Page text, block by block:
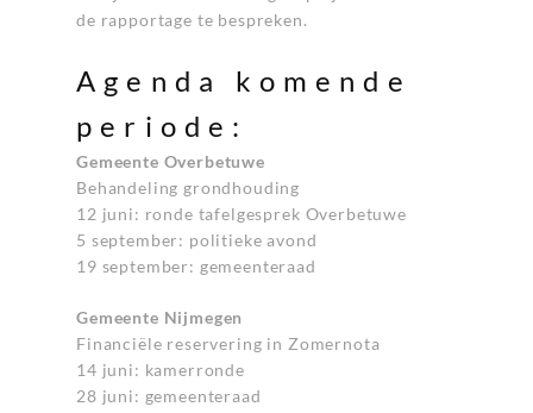
de rapportage te bespreken.
Agenda komende
periode:
Gemeente Overbetuwe
Behandeling grondhouding
12 juni: ronde tafelgesprek Overbetuwe
5 september: politieke avond
19 september: gemeenteraad
Gemeente Nijmegen
Financiële reservering in Zomernota
14 juni: kamerronde
28 juni: gemeenteraad